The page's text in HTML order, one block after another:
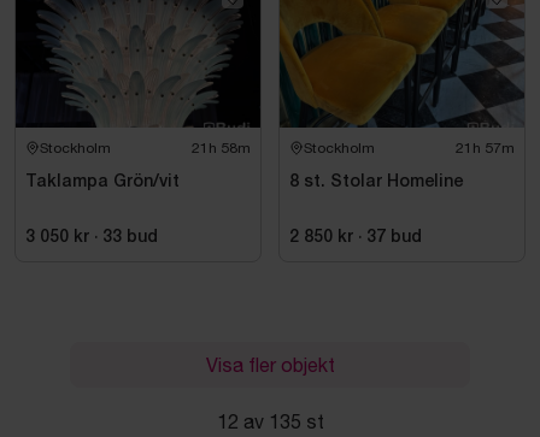
Stockholm 21h 58m
Taklampa Grön/vit
3 050 kr · 33 bud
Stockholm 21h 57m
8 st. Stolar Homeline
2 850 kr · 37 bud
Visa fler objekt
12 av 135 st